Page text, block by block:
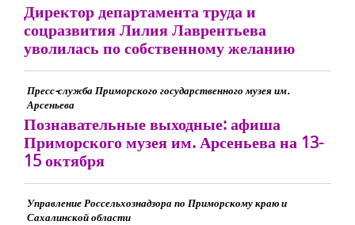
Директор департамента труда и
соцразвития Лилия Лаврентьева
уволилась по собственному желанию
Пресс-служба Приморского государственного музея им.
Арсеньева
Познавательные выходные: афиша
Приморского музея им. Арсеньева на 13-
15 октября
Управление Россельхознадзора по Приморскому краю и
Сахалинской области